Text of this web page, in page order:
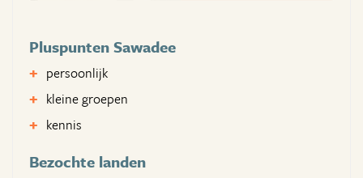
Pluspunten Sawadee
persoonlijk
kleine groepen
kennis
Bezochte landen